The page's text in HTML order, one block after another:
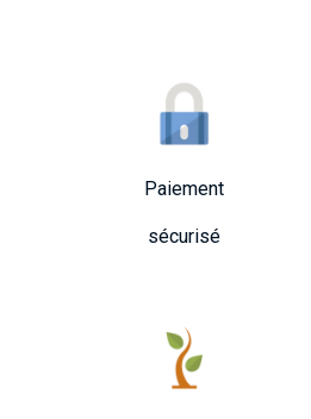
Paiement
sécurisé